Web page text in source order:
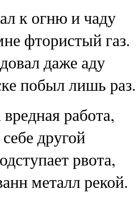
к огню и чаду
фтористый газ.
даже аду
побыл лишь раз.
работа,
другой
рвота,
металл рекой.